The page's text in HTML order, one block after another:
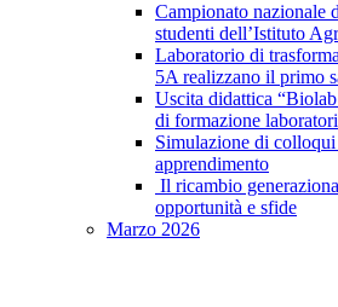
Campionato nazionale
studenti dell’Istituto
Laboratorio di
5A realizzano il primo
Uscita didattica
di formazione
Simulazione di
apprendimento
Il ricambio
opportunità e sfide
Marzo 2026